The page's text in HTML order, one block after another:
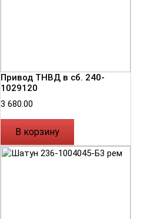
Привод ТНВД в сб. 240-
1029120
3 680.00
В корзину